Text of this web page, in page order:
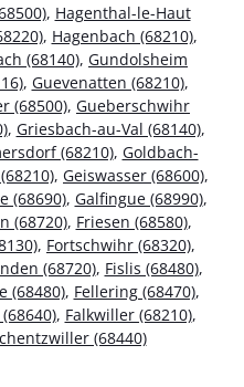
, Hagenthal-le-Haut
, Hagenbach (68210),
(68140), Gundolsheim
, Guevenatten (68210),
(68500), Gueberschwihr
, Griesbach-au-Val (68140),
(68210), Goldbach-
, Geiswasser (68600),
(68690), Galfingue (68990),
(68720), Friesen (68580),
, Fortschwihr (68320),
(68720), Fislis (68480),
(68480), Fellering (68470),
, Falkwiller (68210),
(68440)